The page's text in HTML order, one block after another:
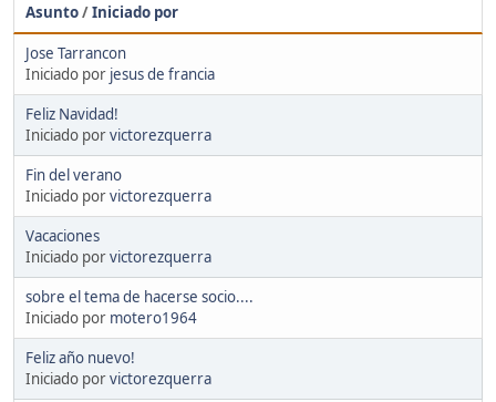
Asunto/Iniciado por
Jose Tarrancon
Iniciado por jesus de francia
Feliz Navidad!
Iniciado porvictorezquerra
Fin del verano
Iniciado porvictorezquerra
Vacaciones
Iniciado porvictorezquerra
sobre el tema de hacerse socio....
Iniciado por motero1964
Feliz año nuevo!
Iniciado porvictorezquerra